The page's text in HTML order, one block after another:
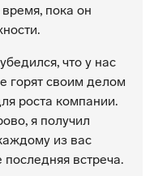
пока он
что у нас
горят своим делом
роста компании.
я получил
из вас
встреча.